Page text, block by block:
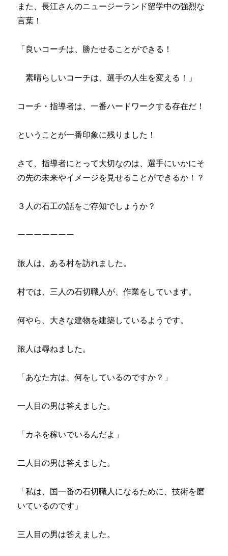
また、長江さんのニュージーランド留学中の強烈な
言葉！
「良いコーチは、勝たせることができる！
素晴らしいコーチは、選手の人生を変える！」
コーチ・指導者は、一番ハードワークする存在だ！
ということが一番印象に残りました！
さて、指導者にとって大切なのは、選手にいかにそ
の先の未来やイメージを見せることができるか！？
３人の石工の話をご存知でしょうか？
ーーーーーーー
旅人は、ある村を訪れました。
村では、三人の石切職人が、作業をしています。
何やら、大きな建物を建築しているようです。
旅人は尋ねました。
「あなた方は、何をしているのですか？」
一人目の男は答えました。
「カネを稼いでいるんだよ」
二人目の男は答えました。
「私は、国一番の石切職人になるために、技術を磨
いているのです」
三人目の男は答えました。